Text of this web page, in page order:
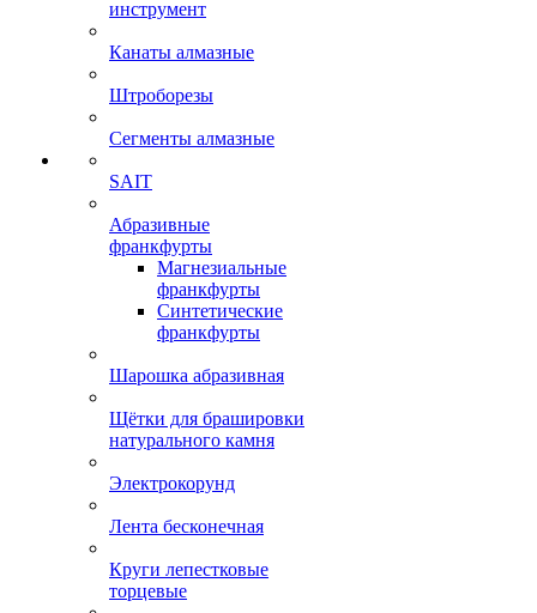
инструмент
Канаты алмазные
Штроборезы
Сегменты алмазные
SAIT
Абразивные
франкфурты
Магнезиальные
франкфурты
Синтетические
франкфурты
Шарошка абразивная
Щётки для брашировки
натурального камня
Электрокорунд
Лента бесконечная
Круги лепестковые
торцевые